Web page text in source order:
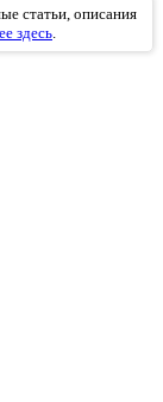
статьи, описания
здесь.